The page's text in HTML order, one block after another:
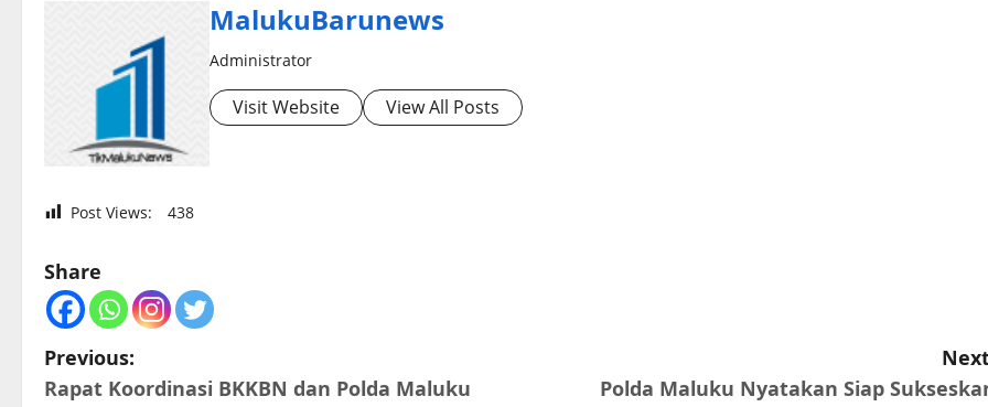
MalukuBarunews
Administrator
Visit Website View All Posts
Post Views: 438
Share
P
Previous:
Rapat Koordinasi BKKBN dan Polda Maluku
Polda Maluku Nyatakan Siap